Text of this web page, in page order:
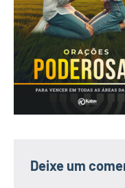
Deixe um